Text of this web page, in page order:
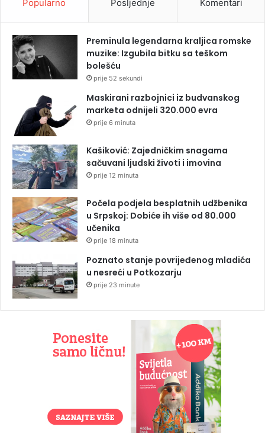
Popularno Posljednje Komentari
Preminula legendarna kraljica romske
muzike: Izgubila bitku sa teškom
bolešću
prije 52 sekundi
Maskirani razbojnici iz budvanskog
marketa odnijeli 320.000 evra
prije 6 minuta
Kašiković: Zajedničkim snagama
sačuvani ljudski životi i imovina
prije 12 minuta
Počela podjela besplatnih udžbenika
u Srpskoj: Dobiće ih više od 80.000
učenika
prije 18 minuta
Poznato stanje povrijeđenog mladića
u nesreći u Potkozarju
prije 23 minute